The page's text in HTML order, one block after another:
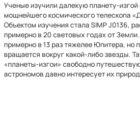
Ученые изучили далекую планету-
мощнейшего космического телескопа
Объектом изучения стала SIMP J0136,
примерно в 20 световых годах от
примерно в 13 раз тяжелее Юпитера, но
вращается вокруг какой-либо звезды.
«планеты-изгои» свободно
астрономов давно интересует их